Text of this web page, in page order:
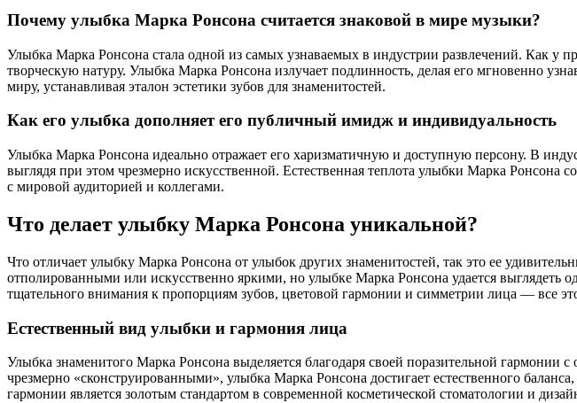
Почему улыбка Марка Ронсона считается знаковой в мире музыки?
Улыбка Марка Ронсона стала одной из самых узнаваемых в индустрии развлечений. Как у
творческую натуру. Улыбка Марка Ронсона излучает подлинность, делая его мгновенно
миру, устанавливая эталон эстетики зубов для знаменитостей.
Как его улыбка дополняет его публичный имидж и индивидуальность
Улыбка Марка Ронсона идеально отражает его харизматичную и доступную персону. В
выглядя при этом чрезмерно искусственной. Естественная теплота улыбки Марка Ронсона
с мировой аудиторией и коллегами.
Что делает улыбку Марка Ронсона уникальной?
Что отличает улыбку Марка Ронсона от улыбок других знаменитостей, так это ее
отполированными или искусственно яркими, но улыбке Марка Ронсона удается выглядеть
тщательного внимания к пропорциям зубов, цветовой гармонии и симметрии лица — все
Естественный вид улыбки и гармония лица
Улыбка знаменитого Марка Ронсона выделяется благодаря своей поразительной
чрезмерно «сконструированными», улыбка Марка Ронсона достигает естественного
гармонии является золотым стандартом в современной косметической стоматологии и